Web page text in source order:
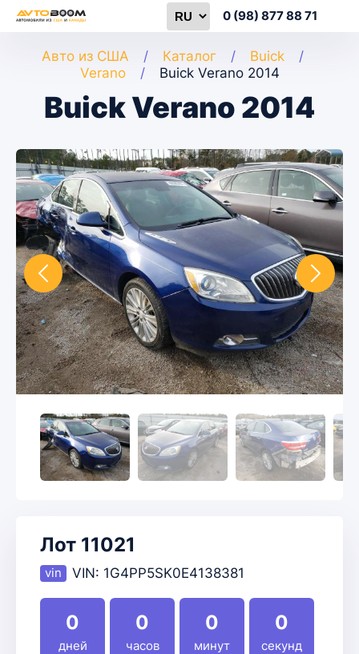
0 (98) 877 88 71
Авто из США Каталог
Buick
Verano
Buick Verano 2014
Buick Verano 2014
Лот 11021
VIN: 1G4PP5SK0E4138381
0
дней
0
часов
0
минут
0
секунд